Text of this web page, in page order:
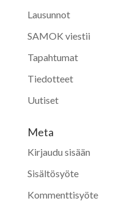
Lausunnot
SAMOK viestii
Tapahtumat
Tiedotteet
Uutiset
Meta
Kirjaudu sisään
Sisältösyöte
Kommenttisyöte